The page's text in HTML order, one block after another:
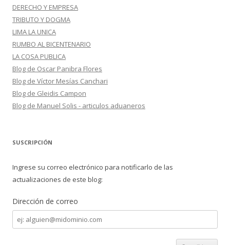
DERECHO Y EMPRESA
TRIBUTO Y DOGMA
LIMA LA UNICA
RUMBO AL BICENTENARIO
LA COSA PUBLICA
Blog de Oscar Panibra Flores
Blog de Víctor Mesías Canchari
Blog de Gleidis Campon
Blog de Manuel Solis - articulos aduaneros
SUSCRIPCIÓN
Ingrese su correo electrónico para notificarlo de las
actualizaciones de este blog:
Dirección de correo
Dirección
de
correo